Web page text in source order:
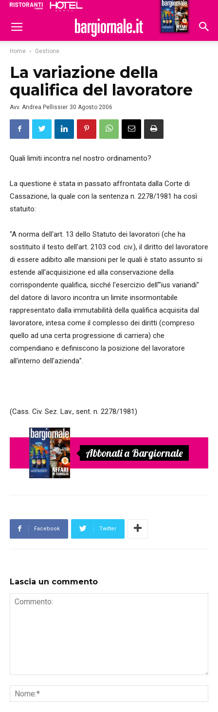
Hoteldomani
Home Gestione
La variazione della
qualifica del lavoratore
Avv. Andrea Pellissier 30 Agosto 2006
Quali limiti incontra nel nostro ordinamento?
La questione è stata in passato affrontata dalla Corte di
Cassazione, la quale con la sentenza n. 2278/1981 ha così
statuito:
"A norma dell'art. 13 dello Statuto dei lavoratori (che ha
sostituito il testo dell'art. 2103 cod. civ.), il diritto del lavoratore
di essere adibito alle mansioni per le quali è stato assunto si
estende all'acquisizione ed alla conservazione della
corrispondente qualifica, sicché l'esercizio dell'"ius variandi"
del datore di lavoro incontra un limite insormontabile
rappresentato dalla immutabilità della qualifica acquisita dal
lavoratore, intesa come il complesso dei diritti (compreso
quello ad una certa progressione di carriera) che
compendiano e definiscono la posizione del lavoratore
all'interno dell'azienda".
(Cass. Civ. Sez. Lav., sent. n. 2278/1981)
Abbonati a Bargiornale
Facebook Twitter
Lascia un commento